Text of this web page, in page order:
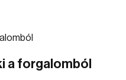
a forgalomból